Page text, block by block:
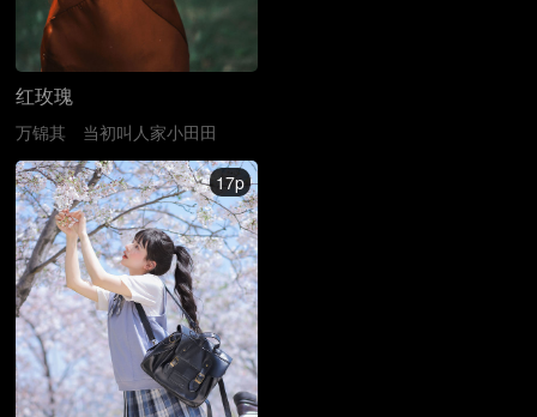
红玫瑰
万锦其 当初叫人家小田田
17p